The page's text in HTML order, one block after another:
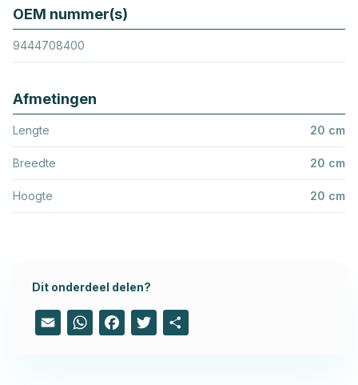
OEM nummer(s)
9444708400
Afmetingen
Lengte 20 cm
Breedte 20 cm
Hoogte 20 cm
Dit onderdeel delen?
Email WhatsAppFacebook
Twitter